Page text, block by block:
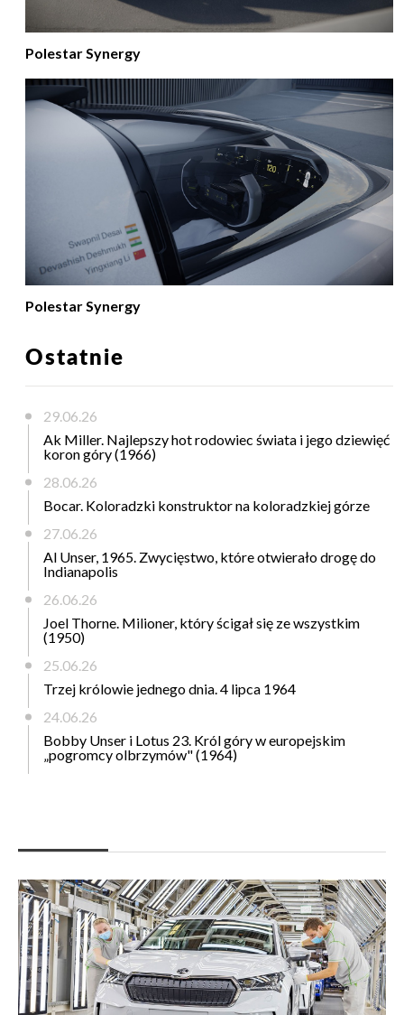
Polestar Synergy
Polestar Synergy
Ostatnie
29.06.26
Ak Miller. Najlepszy hot rodowiec świata i jego dziewięć
koron góry (1966)
28.06.26
Bocar. Koloradzki konstruktor na koloradzkiej górze
27.06.26
Al Unser, 1965. Zwycięstwo, które otwierało drogę do
Indianapolis
26.06.26
Joel Thorne. Milioner, który ścigał się ze wszystkim
(1950)
25.06.26
Trzej królowie jednego dnia. 4 lipca 1964
24.06.26
Bobby Unser i Lotus 23. Król góry w europejskim
„pogromcy olbrzymów" (1964)